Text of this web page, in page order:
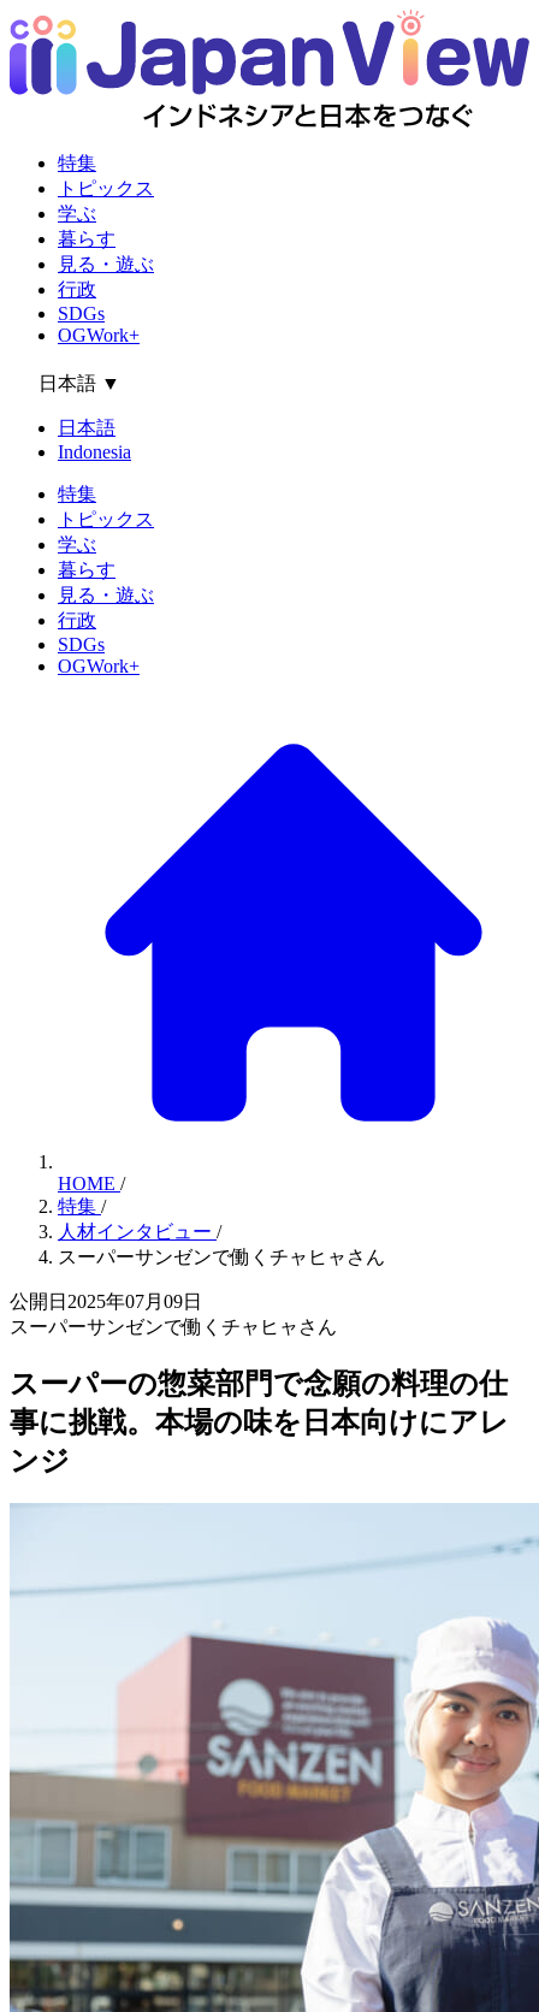
特集
トピックス
学ぶ
暮らす
見る・遊ぶ
行政
SDGs
OGWork+
日本語 ▼
日本語
Indonesia
特集
トピックス
学ぶ
暮らす
見る・遊ぶ
行政
SDGs
OGWork+
HOME /
特集 /
人材インタビュー /
スーパーサンゼンで働くチャヒャさん
公開日2025年07月09日
スーパーサンゼンで働くチャヒャさん
スーパーの惣菜部門で念願の料理の仕
事に挑戦。本場の味を日本向けにアレ
ンジ